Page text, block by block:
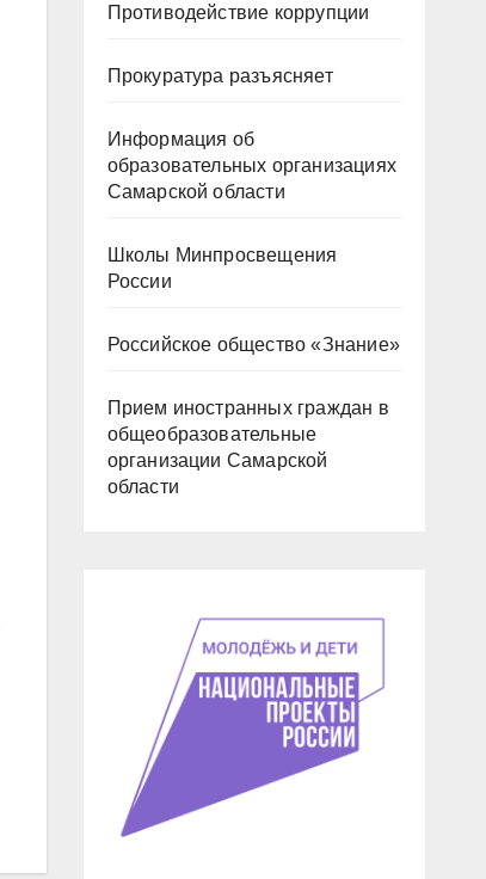
Противодействие коррупции
Прокуратура разъясняет
Информация об
образовательных организациях
Самарской области
Школы Минпросвещения
России
Российское общество «Знание»
Прием иностранных граждан в
общеобразовательные
организации Самарской
области